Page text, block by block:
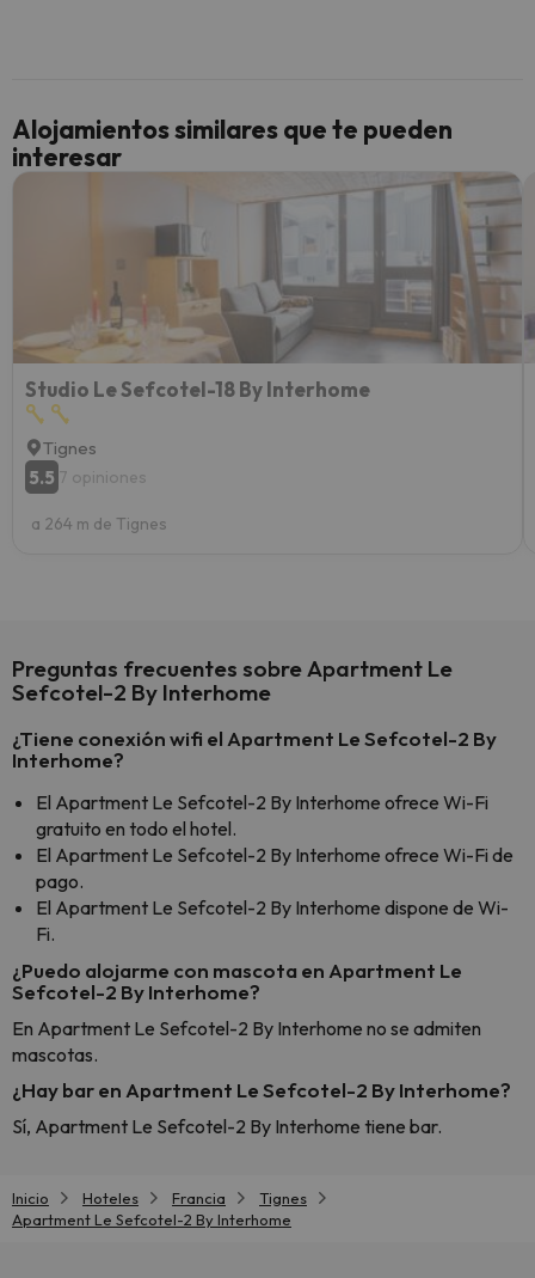
yo.
Alojamientos similares que te pueden
interesar
Studio Le Sefcotel-18 By Interhome
Tignes
5.5 7 opiniones
a 264 m de Tignes
Preguntas frecuentes sobre Apartment Le
Sefcotel-2 By Interhome
¿Tiene conexión wifi el Apartment Le Sefcotel-2 By
Interhome?
El Apartment Le Sefcotel-2 By Interhome ofrece Wi-Fi
gratuito en todo el hotel.
El Apartment Le Sefcotel-2 By Interhome ofrece Wi-Fi de
pago.
El Apartment Le Sefcotel-2 By Interhome dispone de Wi-
Fi.
¿Puedo alojarme con mascota en Apartment Le
Sefcotel-2 By Interhome?
En Apartment Le Sefcotel-2 By Interhome no se admiten
mascotas.
¿Hay bar en Apartment Le Sefcotel-2 By Interhome?
Sí, Apartment Le Sefcotel-2 By Interhome tiene bar.
Inicio Hoteles Francia
Tignes
Apartment Le Sefcotel-2 By Interhome